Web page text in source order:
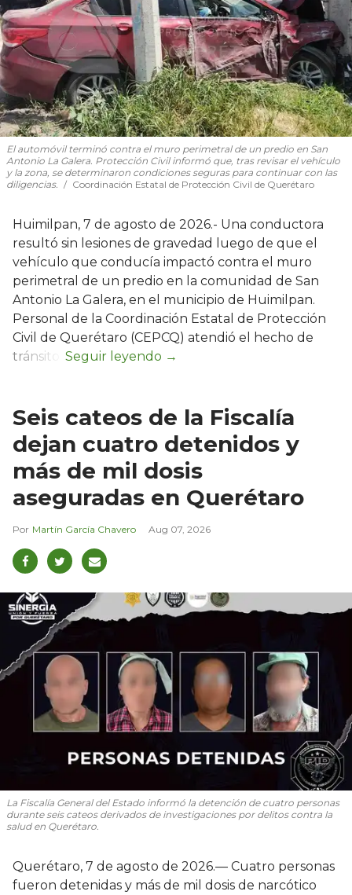
El automóvil terminó contra el muro perimetral de un predio en San
Antonio La Galera. Protección Civil informó que, tras revisar el vehículo
y la zona, se determinaron condiciones seguras para continuar con las
diligencias.
Coordinación Estatal de Protección Civil de Querétaro
Huimilpan, 7 de agosto de 2026.- Una conductora
resultó sin lesiones de gravedad luego de que el
vehículo que conducía impactó contra el muro
perimetral de un predio en la comunidad de San
Antonio La Galera, en el municipio de Huimilpan.
Personal de la Coordinación Estatal de Protección
Civil de Querétaro (CEPCQ) atendió el hecho de
tránsito.
Seis cateos de la Fiscalía
dejan cuatro detenidos y
más de mil dosis
aseguradas en Querétaro
Martín García Chavero Aug 07, 2026
La Fiscalía General del Estado informó la detención de cuatro personas
durante seis cateos derivados de investigaciones por delitos contra la
salud en Querétaro.
Querétaro, 7 de agosto de 2026.— Cuatro personas
fueron detenidas y más de mil dosis de narcótico